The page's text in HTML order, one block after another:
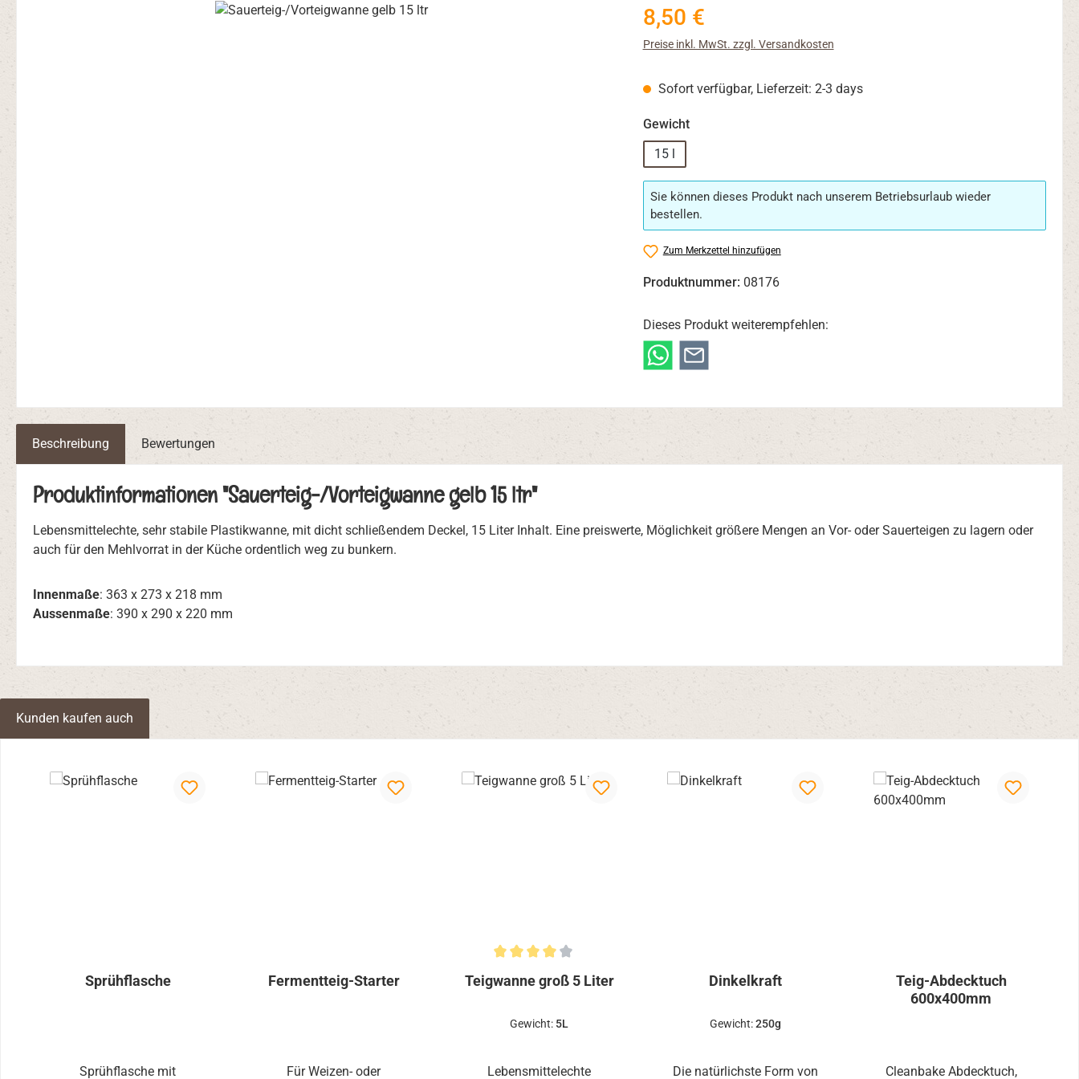
Regulärer Preis:
8,50 €
Preise inkl. MwSt. zzgl. Versandkosten
Sofort verfügbar, Lieferzeit: 2-3 days
Gewichtauswählen
15 l
Sie können dieses Produkt nach unserem Betriebsurlaub wieder
bestellen.
Zum Merkzettel hinzufügen
Produktnummer: 08176
Dieses Produkt weiterempfehlen:
Beschreibung Bewertungen
Produktinformationen "Sauerteig-/Vorteigwanne gelb 15 ltr"
Lebensmittelechte, sehr stabile Plastikwanne, mit dicht schließendem Deckel, 15 Liter Inhalt. Eine preiswerte, Möglichkeit größere Mengen an Vor- oder Sauerteigen zu lagern oder
auch für den Mehlvorrat in der Küche ordentlich weg zu bunkern.
Innenmaße: 363 x 273 x 218 mm
Aussenmaße: 390 x 290 x 220 mm
Kunden kaufen auch
Sprühflasche
Sprühflasche mit
Fermentteig-Starter
Für Weizen- oder
Durchschnittliche Bewertung von 4 von 5 Sternen
Teigwanne groß 5 Liter
Gewicht: 5L
Lebensmittelechte
Dinkelkraft
Gewicht:250g
Die natürlichste Form von
Teig-Abdecktuch
600x400mm
Cleanbake Abdecktuch,